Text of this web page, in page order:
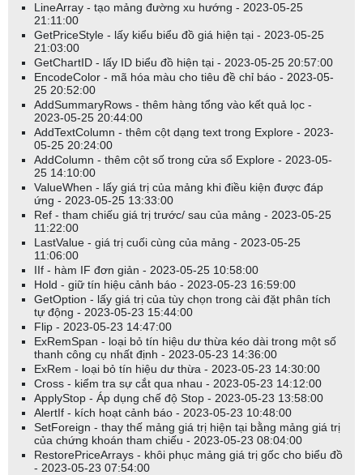
LineArray - tạo mảng đường xu hướng - 2023-05-25
21:11:00
GetPriceStyle - lấy kiểu biểu đồ giá hiện tại - 2023-05-25
21:03:00
GetChartID - lấy ID biểu đồ hiện tại - 2023-05-25 20:57:00
EncodeColor - mã hóa màu cho tiêu đề chỉ báo - 2023-05-
25 20:52:00
AddSummaryRows - thêm hàng tổng vào kết quả lọc -
2023-05-25 20:44:00
AddTextColumn - thêm cột dạng text trong Explore - 2023-
05-25 20:24:00
AddColumn - thêm cột số trong cửa sổ Explore - 2023-05-
25 14:10:00
ValueWhen - lấy giá trị của mảng khi điều kiện được đáp
ứng - 2023-05-25 13:33:00
Ref - tham chiếu giá trị trước/ sau của mảng - 2023-05-25
11:22:00
LastValue - giá trị cuối cùng của mảng - 2023-05-25
11:06:00
IIf - hàm IF đơn giản - 2023-05-25 10:58:00
Hold - giữ tín hiệu cảnh báo - 2023-05-23 16:59:00
GetOption - lấy giá trị của tùy chọn trong cài đặt phân tích
tự động - 2023-05-23 15:44:00
Flip - 2023-05-23 14:47:00
ExRemSpan - loại bỏ tín hiệu dư thừa kéo dài trong một số
thanh công cụ nhất định - 2023-05-23 14:36:00
ExRem - loại bỏ tín hiệu dư thừa - 2023-05-23 14:30:00
Cross - kiểm tra sự cắt qua nhau - 2023-05-23 14:12:00
ApplyStop - Áp dụng chế độ Stop - 2023-05-23 13:58:00
AlertIf - kích hoạt cảnh báo - 2023-05-23 10:48:00
SetForeign - thay thế mảng giá trị hiện tại bằng mảng giá trị
của chứng khoán tham chiếu - 2023-05-23 08:04:00
RestorePriceArrays - khôi phục mảng giá trị gốc cho biểu đồ
- 2023-05-23 07:54:00